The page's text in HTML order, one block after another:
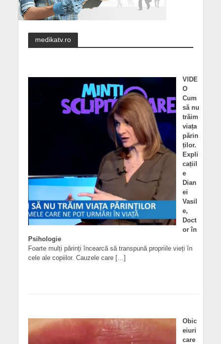
medikatv.ro
VIDE
O
Cum
să nu
trăim
viața
părin
ților.
Expli
cațiil
e
Dian
ei
Vasil
e,
Doct
or în
Psihologie
Foarte mulți părinți încearcă să transpună propriile vieți în
cele ale copiilor. Cauzele care […]
Obic
eiuri
care